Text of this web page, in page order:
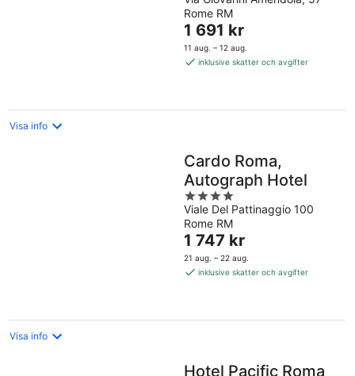
of
5
Rome RM
Priset
är
1 691 kr
1 691 kr
11 aug. – 12 aug.
inklusive skatter och avgifter
Visa info
Cardo Roma,
Autograph Hotel
4
out
of
5
Viale Del Pattinaggio 100
Rome RM
Priset
är
1 747 kr
1 747 kr
21 aug. – 22 aug.
inklusive skatter och avgifter
Visa info
Hotel Pacific Roma